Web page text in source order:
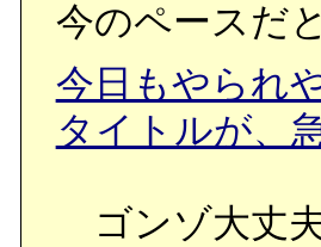
今のペースだ
今日もやられ
タイトルが、
ゴンゾ大丈